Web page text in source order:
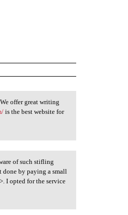
offer great writing
is the best website for
of such stifling
done by paying a small
I opted for the service